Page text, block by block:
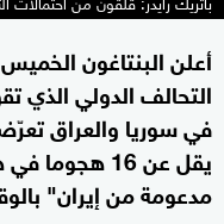
أعلن البنتاغون
التحالف الدولي الذي
في سوريا والعراق
يقل عن 16
مدعومة من إيران"